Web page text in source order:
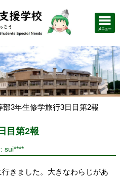
部3年生修学旅行3日目第2報
目第2報
sui****
きました。大きなわらじがあ